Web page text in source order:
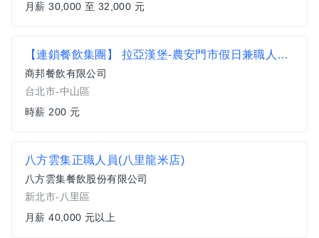
月薪 30,000 至 32,000 元
【連鎖餐飲集團】 拉亞漢堡-農安門市假日兼職人員】時薪200元起
商邦餐飲有限公司
台北市-中山區
時薪 200 元
八方雲集正職人員(八里龍米店)
八方雲集餐飲股份有限公司
新北市-八里區
月薪 40,000 元以上